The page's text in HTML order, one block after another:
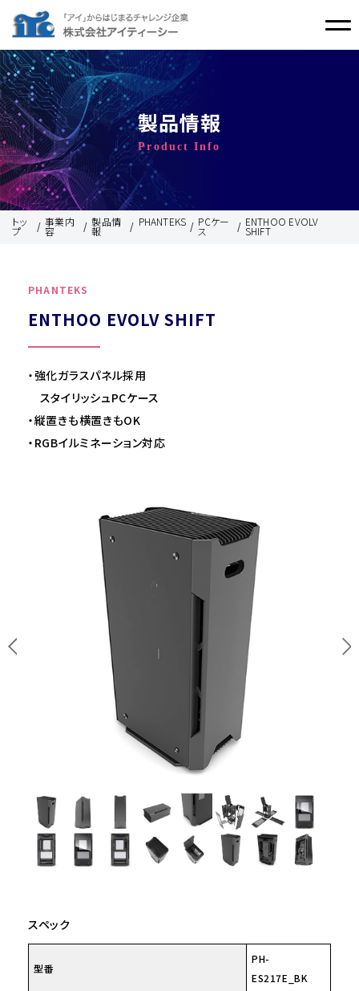
製品情報
Product Info
トッ
プ
事業内
容
製品情
報
PHANTEKS PCケー
ス
ENTHOO EVOLV
SHIFT
PHANTEKS
ENTHOO EVOLV SHIFT
・強化ガラスパネル採用
スタイリッシュPCケース
・縦置きも横置きもOK
・RGBイルミネーション対応
スペック
型番
PH-
ES217E_BK